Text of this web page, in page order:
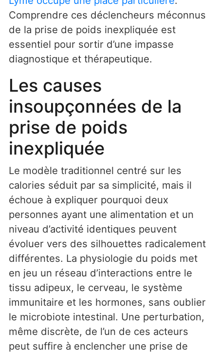
Comprendre ces déclencheurs méconnus
de la prise de poids inexpliquée est
essentiel pour sortir d’une impasse
diagnostique et thérapeutique.
Les causes
insoupçonnées de la
prise de poids
inexpliquée
Le modèle traditionnel centré sur les
calories séduit par sa simplicité, mais il
échoue à expliquer pourquoi deux
personnes ayant une alimentation et un
niveau d’activité identiques peuvent
évoluer vers des silhouettes radicalement
différentes. La physiologie du poids met
en jeu un réseau d’interactions entre le
tissu adipeux, le cerveau, le système
immunitaire et les hormones, sans oublier
le microbiote intestinal. Une perturbation,
même discrète, de l’un de ces acteurs
peut suffire à enclencher une prise de